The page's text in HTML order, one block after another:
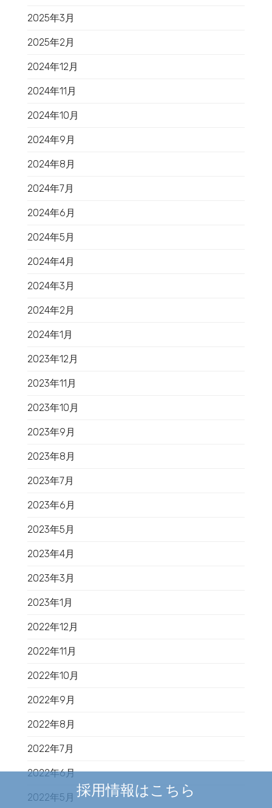
2025年3月
2025年2月
2024年12月
2024年11月
2024年10月
2024年9月
2024年8月
2024年7月
2024年6月
2024年5月
2024年4月
2024年3月
2024年2月
2024年1月
2023年12月
2023年11月
2023年10月
2023年9月
2023年8月
2023年7月
2023年6月
2023年5月
2023年4月
2023年3月
2023年1月
2022年12月
2022年11月
2022年10月
2022年9月
2022年8月
2022年7月
2022年6月
2022年5月 採用情報はこちら